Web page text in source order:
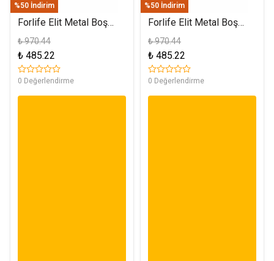
%50 İndirim
Forlife Elit Metal Boş
Spot Kasa Mat Gri FL-
1902 M
₺ 970.44
₺ 485.22
0 Değerlendirme
%50 İndirim
Forlife Elit Metal Boş
Spot Kasa Platin FL-
1902 P
₺ 970.44
₺ 485.22
0 Değerlendirme